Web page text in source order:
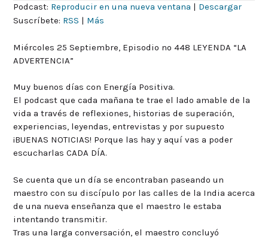
audio
Podcast: Reproducir en una nueva ventana | Descargar
Suscríbete: RSS | Más
Miércoles 25 Septiembre, Episodio nº 448 LEYENDA “LA
ADVERTENCIA”
Muy buenos días con Energía Positiva.
El podcast que cada mañana te trae el lado amable de la
vida a través de reflexiones, historias de superación,
experiencias, leyendas, entrevistas y por supuesto
¡BUENAS NOTICIAS! Porque las hay y aquí vas a poder
escucharlas CADA DÍA.
Se cuenta que un día se encontraban paseando un
maestro con su discípulo por las calles de la India acerca
de una nueva enseñanza que el maestro le estaba
intentando transmitir.
Tras una larga conversación, el maestro concluyó